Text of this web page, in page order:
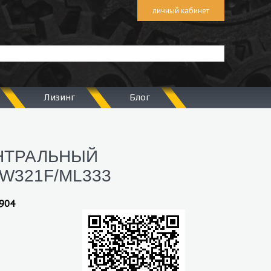
личный кабинет
Лизинг Блог
ML333